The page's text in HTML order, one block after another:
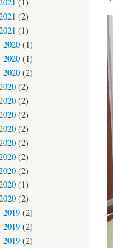
(1)
(2)
(1)
2020(1)
2020(1)
2020(2)
(2)
(2)
(2)
(2)
(2)
(2)
(2)
(1)
(2)
2019(2)
2019(2)
2019(2)